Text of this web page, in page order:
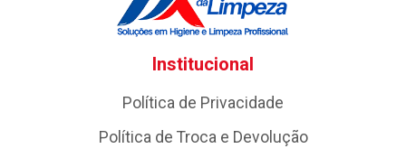
Institucional
Política de Privacidade
Política de Troca e Devolução